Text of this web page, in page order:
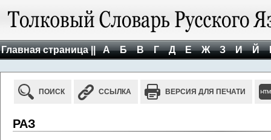
Главная страница || А Б В Г Д Е Ж З И Й
ПОИСК ССЫЛКА ВЕРСИЯ ДЛЯ ПЕЧАТИ
РАЗ